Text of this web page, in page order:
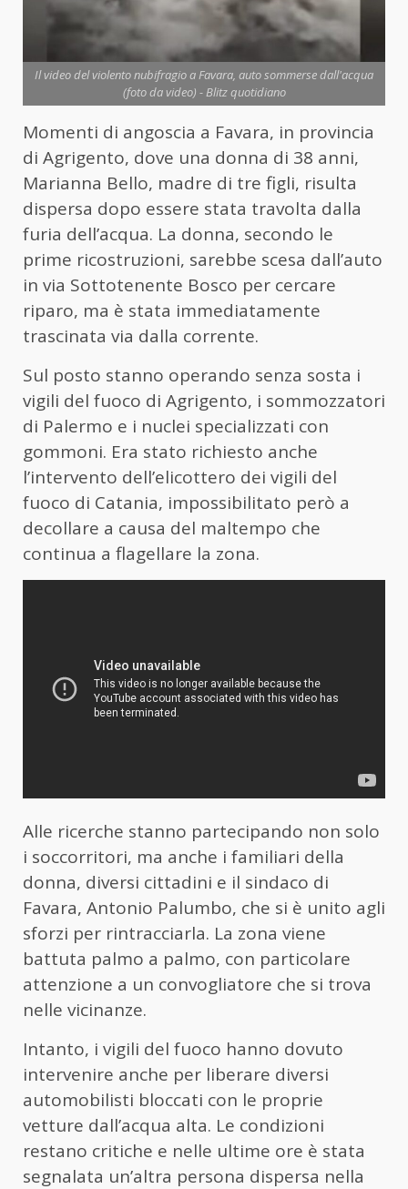
Il video del violento nubifragio a Favara, auto sommerse dall'acqua
(foto da video) - Blitz quotidiano
Momenti di angoscia a Favara, in provincia
di Agrigento, dove una donna di 38 anni,
Marianna Bello, madre di tre figli, risulta
dispersa dopo essere stata travolta dalla
furia dell’acqua. La donna, secondo le
prime ricostruzioni, sarebbe scesa dall’auto
in via Sottotenente Bosco per cercare
riparo, ma è stata immediatamente
trascinata via dalla corrente.
Sul posto stanno operando senza sosta i
vigili del fuoco di Agrigento, i sommozzatori
di Palermo e i nuclei specializzati con
gommoni. Era stato richiesto anche
l’intervento dell’elicottero dei vigili del
fuoco di Catania, impossibilitato però a
decollare a causa del maltempo che
continua a flagellare la zona.
Alle ricerche stanno partecipando non solo
i soccorritori, ma anche i familiari della
donna, diversi cittadini e il sindaco di
Favara, Antonio Palumbo, che si è unito agli
sforzi per rintracciarla. La zona viene
battuta palmo a palmo, con particolare
attenzione a un convogliatore che si trova
nelle vicinanze.
Intanto, i vigili del fuoco hanno dovuto
intervenire anche per liberare diversi
automobilisti bloccati con le proprie
vetture dall’acqua alta. Le condizioni
restano critiche e nelle ultime ore è stata
segnalata un’altra persona dispersa nella